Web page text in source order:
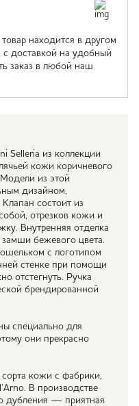
находится в другом
с доставкой на удобный
заказ в любой наш
Selleria из коллекции
кожи коричневого
Модели из этой
дизайном,
состоит из
отрезков кожи и
Внутренняя отделка
бежевого цвета.
с логотипом
стенке при помощи
отстегнуть. Ручка
брендированной
специально для
они прекрасно
кожи с фабрики,
В производстве
дубления — приятная